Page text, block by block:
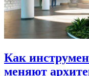
Как
меняют